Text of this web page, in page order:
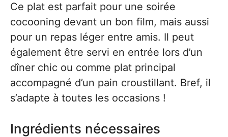
Ce plat est parfait pour une soirée
cocooning devant un bon film, mais aussi
pour un repas léger entre amis. Il peut
également être servi en entrée lors d’un
dîner chic ou comme plat principal
accompagné d’un pain croustillant. Bref, il
s’adapte à toutes les occasions !
Ingrédients nécessaires